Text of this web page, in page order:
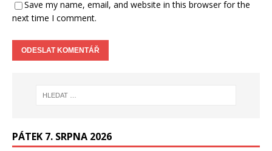
Save my name, email, and website in this browser for the
next time I comment.
PÁTEK 7. SRPNA 2026